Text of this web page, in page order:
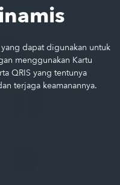
dapat digunakan untuk
menggunakan Kartu
QRIS yang tentunya
terjaga keamanannya.